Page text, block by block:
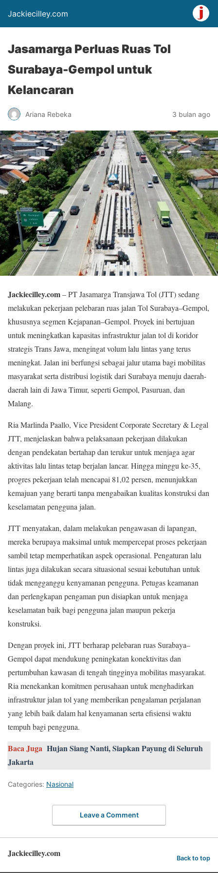
Jackiecilley.com
Jasamarga Perluas Ruas Tol
Surabaya-Gempol untuk
Kelancaran
Ariana Rebeka 3 bulan ago
Jackiecilley.com– PT Jasamarga Transjawa Tol (JTT) sedang
melakukan pekerjaan pelebaran ruas jalan Tol Surabaya–Gempol,
khususnya segmen Kejapanan–Gempol. Proyek ini bertujuan
untuk meningkatkan kapasitas infrastruktur jalan tol di koridor
strategis Trans Jawa, mengingat volum lalu lintas yang terus
meningkat. Jalan ini berfungsi sebagai jalur utama bagi mobilitas
masyarakat serta distribusi logistik dari Surabaya menuju daerah-
daerah lain di Jawa Timur, seperti Gempol, Pasuruan, dan
Malang.
Ria Marlinda Paallo, Vice President Corporate Secretary & Legal
JTT, menjelaskan bahwa pelaksanaan pekerjaan dilakukan
dengan pendekatan bertahap dan terukur untuk menjaga agar
aktivitas lalu lintas tetap berjalan lancar. Hingga minggu ke-35,
progres pekerjaan telah mencapai 81,02 persen, menunjukkan
kemajuan yang berarti tanpa mengabaikan kualitas konstruksi dan
keselamatan pengguna jalan.
JTT menyatakan, dalam melakukan pengawasan di lapangan,
mereka berupaya maksimal untuk mempercepat proses pekerjaan
sambil tetap memperhatikan aspek operasional. Pengaturan lalu
lintas juga dilakukan secara situasional sesuai kebutuhan untuk
tidak mengganggu kenyamanan pengguna. Petugas keamanan
dan perlengkapan pengaman pun disiapkan untuk menjaga
keselamatan baik bagi pengguna jalan maupun pekerja
konstruksi.
Dengan proyek ini, JTT berharap pelebaran ruas Surabaya–
Gempol dapat mendukung peningkatan konektivitas dan
pertumbuhan kawasan di tengah tingginya mobilitas masyarakat.
Ria menekankan komitmen perusahaan untuk menghadirkan
infrastruktur jalan tol yang memberikan pengalaman perjalanan
yang lebih baik dalam hal kenyamanan serta efisiensi waktu
tempuh bagi pengguna.
Baca Juga Hujan Siang Nanti, Siapkan Payung di Seluruh
Jakarta
Categories: Nasional
Leave a Comment
Jackiecilley.com Back to top